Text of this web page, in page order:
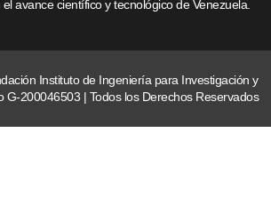
avance científico y tecnológico de Venezuela.
Instituto de Ingeniería para Investigación y
G-200046503 | Todos los Derechos Reservados